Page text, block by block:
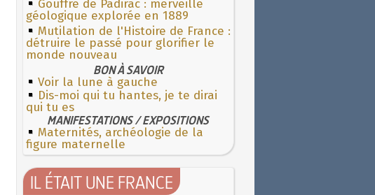
Gouffre de Padirac : merveille
géologique explorée en 1889
Mutilation de l'Histoire de France :
détruire le passé pour glorifier le
monde nouveau
BON À SAVOIR
Voir la lune à gauche
Dis-moi qui tu hantes, je te dirai
qui tu es
MANIFESTATIONS / EXPOSITIONS
Maternités, archéologie de la
figure maternelle
IL ÉTAIT UNE FRANCE